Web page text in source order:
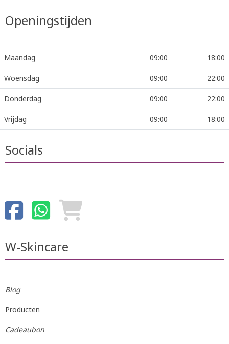
Openingstijden
Maandag 09:00 18:00
Woensdag 09:00 22:00
Donderdag 09:00 22:00
Vrijdag 09:00 18:00
Socials
W-Skincare
Blog
Producten
Cadeaubon